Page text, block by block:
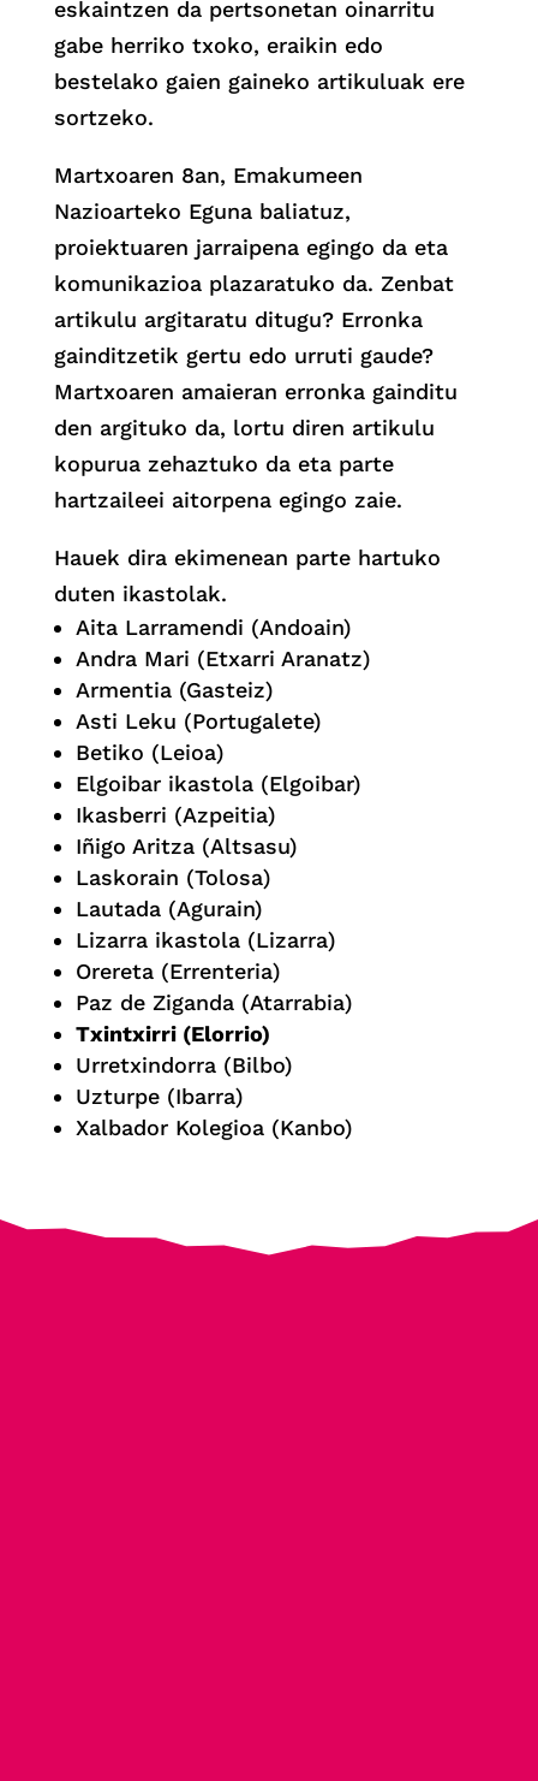
eskaintzen da pertsonetan oinarritu
gabe herriko txoko, eraikin edo
bestelako gaien gaineko artikuluak ere
sortzeko.
Martxoaren 8an, Emakumeen
Nazioarteko Eguna baliatuz,
proiektuaren jarraipena egingo da eta
komunikazioa plazaratuko da. Zenbat
artikulu argitaratu ditugu? Erronka
gainditzetik gertu edo urruti gaude?
Martxoaren amaieran erronka gainditu
den argituko da, lortu diren artikulu
kopurua zehaztuko da eta parte
hartzaileei aitorpena egingo zaie.
Hauek dira ekimenean parte hartuko
duten ikastolak.
Aita Larramendi (Andoain)
Andra Mari (Etxarri Aranatz)
Armentia (Gasteiz)
Asti Leku (Portugalete)
Betiko (Leioa)
Elgoibar ikastola (Elgoibar)
Ikasberri (Azpeitia)
Iñigo Aritza (Altsasu)
Laskorain (Tolosa)
Lautada (Agurain)
Lizarra ikastola (Lizarra)
Orereta (Errenteria)
Paz de Ziganda (Atarrabia)
Txintxirri (Elorrio)
Urretxindorra (Bilbo)
Uzturpe (Ibarra)
Xalbador Kolegioa (Kanbo)